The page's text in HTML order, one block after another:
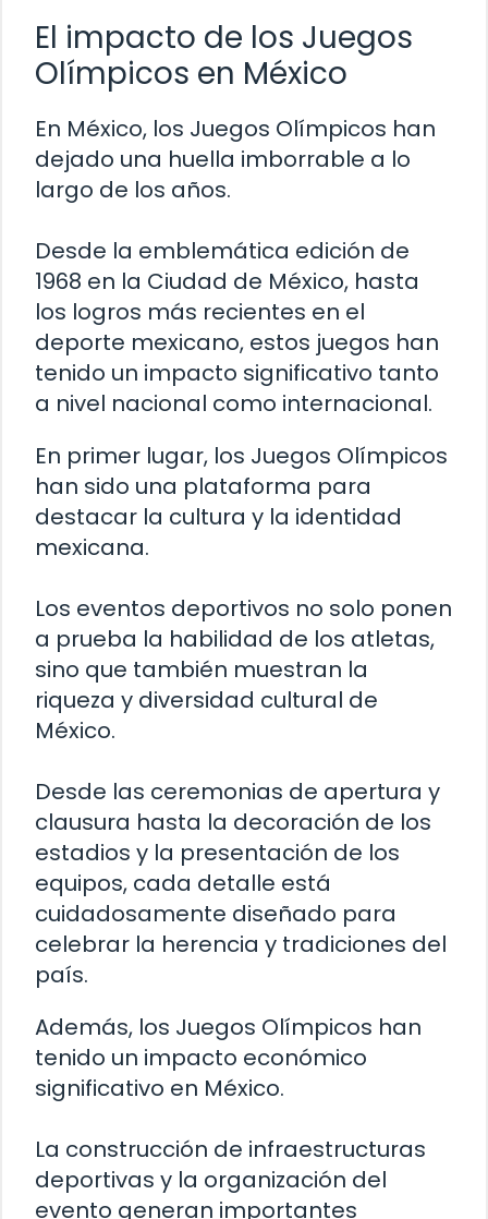
El impacto de los Juegos
Olímpicos en México
En México, los Juegos Olímpicos han
dejado una huella imborrable a lo
largo de los años.
Desde la emblemática edición de
1968 en la Ciudad de México, hasta
los logros más recientes en el
deporte mexicano, estos juegos han
tenido un impacto significativo tanto
a nivel nacional como internacional.
En primer lugar, los Juegos Olímpicos
han sido una plataforma para
destacar la cultura y la identidad
mexicana.
Los eventos deportivos no solo ponen
a prueba la habilidad de los atletas,
sino que también muestran la
riqueza y diversidad cultural de
México.
Desde las ceremonias de apertura y
clausura hasta la decoración de los
estadios y la presentación de los
equipos, cada detalle está
cuidadosamente diseñado para
celebrar la herencia y tradiciones del
país.
Además, los Juegos Olímpicos han
tenido un impacto económico
significativo en México.
La construcción de infraestructuras
deportivas y la organización del
evento generan importantes